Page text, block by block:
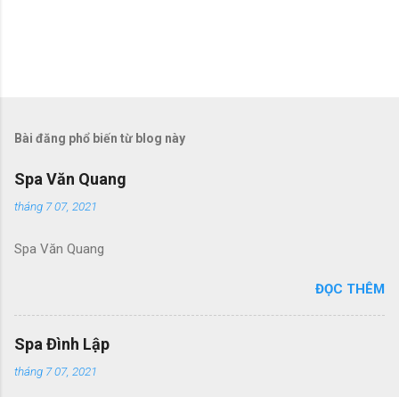
Bài đăng phổ biến từ blog này
Spa Văn Quang
tháng 7 07, 2021
Spa Văn Quang
ĐỌC THÊM
Spa Đình Lập
tháng 7 07, 2021